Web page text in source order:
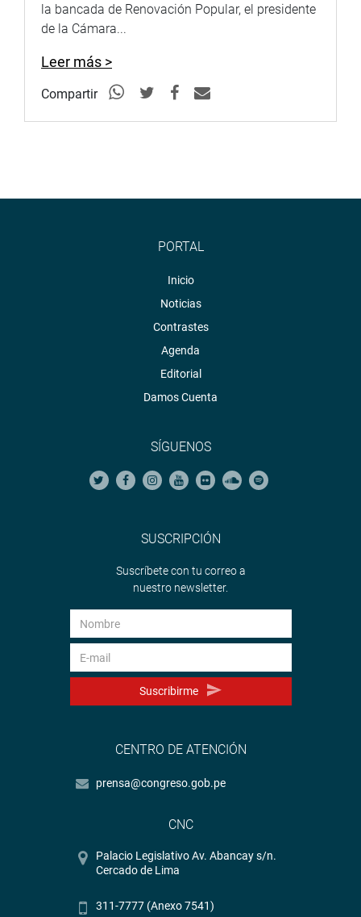
la bancada de Renovación Popular, el presidente
de la Cámara...
Leer más >
Compartir
PORTAL
Inicio
Noticias
Contrastes
Agenda
Editorial
Damos Cuenta
SÍGUENOS
SUSCRIPCIÓN
Suscríbete con tu correo a
nuestro newsletter.
Suscribirme
CENTRO DE ATENCIÓN
prensa@congreso.gob.pe
CNC
Palacio Legislativo Av. Abancay s/n.
Cercado de Lima
311-7777 (Anexo 7541)